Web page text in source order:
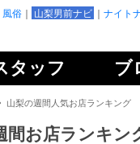
風俗 山梨男前ナビ ナイト
タッフ ブ
山梨の週間人気お店ランキング
間お店ランキン